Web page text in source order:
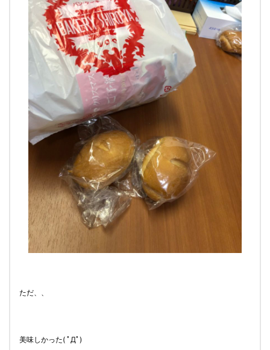
ただ、、
美味しかった( ﾟДﾟ)